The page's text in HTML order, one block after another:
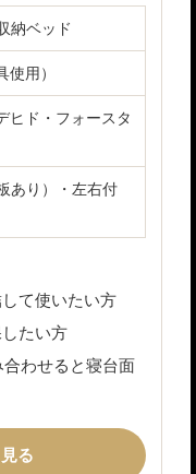
納ベッド
使用）
ヒド・フォースタ
あり）・左右付
て使いたい方
たい方
わせると寝台面
る